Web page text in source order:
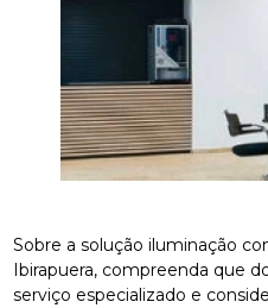
Sobre a solução iluminação
Ibirapuera, compreenda que
serviço especializado e